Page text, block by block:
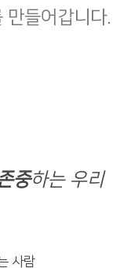
만들어갑니다.
중하는 우리
사람